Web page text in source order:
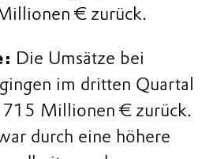
€ zurück.
Die Umsätze bei
im dritten Quartal
715 Millionen € zurück.
durch eine höhere